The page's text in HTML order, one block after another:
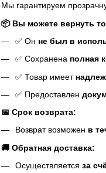
Мы гарантируем
📦 Вы можете вернуть
✅ Он не был в
✅ Сохранена полная
✅ Товар имеет
✅ Предоставлен
📅 Срок возврата:
Возврат возможен в
🚚 Обратная доставка:
Осуществляется за